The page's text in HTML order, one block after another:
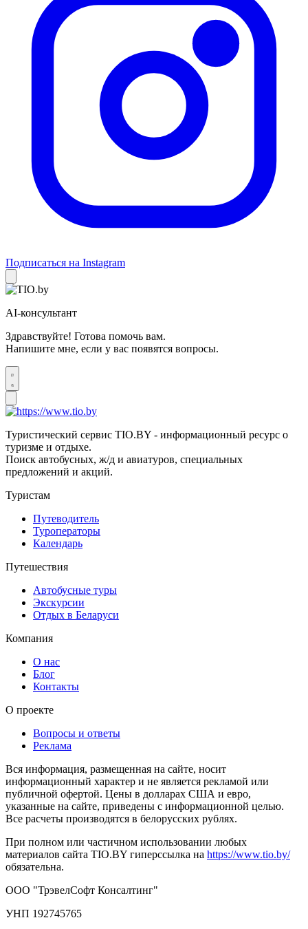
Подписаться на Instagram
AI-консультант
Здравствуйте! Готова помочь вам.
Напишите мне, если у вас появятся вопросы.
Туристический сервис TIO.BY - информационный ресурс о
туризме и отдыхе.
Поиск автобусных, ж/д и авиатуров, специальных
предложений и акций.
Туристам
Путеводитель
Туроператоры
Календарь
Путешествия
Автобусные туры
Экскурсии
Отдых в Беларуси
Компания
О нас
Блог
Контакты
О проекте
Вопросы и ответы
Реклама
Вся информация, размещенная на сайте, носит
информационный характер и не является рекламой или
публичной офертой. Цены в долларах США и евро,
указанные на сайте, приведены с информационной целью.
Все расчеты производятся в белорусских рублях.
При полном или частичном использовании любых
материалов сайта TIO.BY гиперссылка на https://www.tio.by/
обязательна.
ООО "ТрэвелСофт Консалтинг"
УНП 192745765